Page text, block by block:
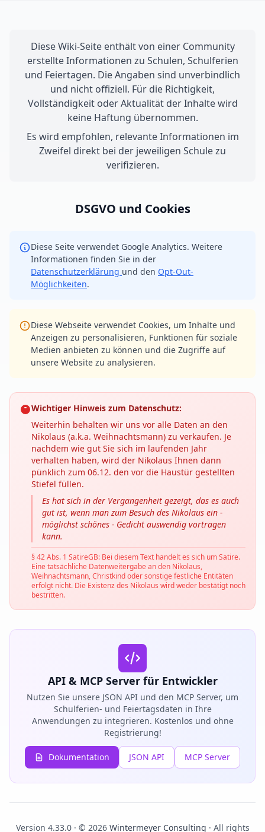
Diese Wiki-Seite enthält von einer Community
erstellte Informationen zu Schulen, Schulferien
und Feiertagen. Die Angaben sind unverbindlich
und nicht offiziell. Für die Richtigkeit,
Vollständigkeit oder Aktualität der Inhalte wird
keine Haftung übernommen.
Es wird empfohlen, relevante Informationen im
Zweifel direkt bei der jeweiligen Schule zu
verifizieren.
DSGVO und Cookies
Diese Seite verwendet Google Analytics. Weitere
Informationen finden Sie in der
Datenschutzerklärung und den Opt-Out-
Möglichkeiten.
Diese Webseite verwendet Cookies, um Inhalte und
Anzeigen zu personalisieren, Funktionen für soziale
Medien anbieten zu können und die Zugriffe auf
unsere Website zu analysieren.
Wichtiger Hinweis zum Datenschutz:
Weiterhin behalten wir uns vor alle Daten an den
Nikolaus (a.k.a. Weihnachtsmann) zu verkaufen. Je
nachdem wie gut Sie sich im laufenden Jahr
verhalten haben, wird der Nikolaus Ihnen dann
pünklich zum 06.12. den vor die Haustür gestellten
Stiefel füllen.
Es hat sich in der Vergangenheit gezeigt, das es auch
gut ist, wenn man zum Besuch des Nikolaus ein -
möglichst schönes - Gedicht auswendig vortragen
kann.
§ 42 Abs. 1 SatireGB: Bei diesem Text handelt es sich um Satire.
Eine tatsächliche Datenweitergabe an den Nikolaus,
Weihnachtsmann, Christkind oder sonstige festliche Entitäten
erfolgt nicht. Die Existenz des Nikolaus wird weder bestätigt noch
bestritten.
API & MCP Server für Entwickler
Nutzen Sie unsere JSON API und den MCP Server, um
Schulferien- und Feiertagsdaten in Ihre
Anwendungen zu integrieren. Kostenlos und ohne
Registrierung!
Dokumentation JSON API MCP Server
Version 4.33.0 · © 2026 Wintermeyer Consulting · All rights